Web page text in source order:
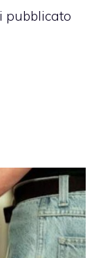
pubblicato